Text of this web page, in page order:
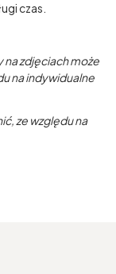
czas.
na zdjęciach może
na indywidualne
ze względu na